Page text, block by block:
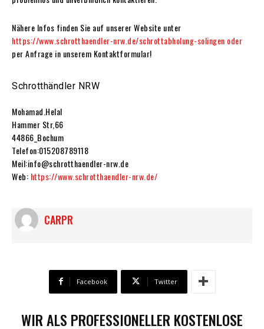
Nähere Infos finden Sie auf unserer Website unter
https://www.schrotthaendler-nrw.de/schrottabholung-solingen oder
per Anfrage in unserem Kontaktformular!
Schrotthändler NRW
Mohamad.Helal
Hammer Str,66
44866_Bochum
Telefon:015208789118
Meil:info@schrotthaendler-nrw.de
Web: https://www.schrotthaendler-nrw.de/
CARPR
Facebook Twitter
WIR ALS PROFESSIONELLER KOSTENLOSE